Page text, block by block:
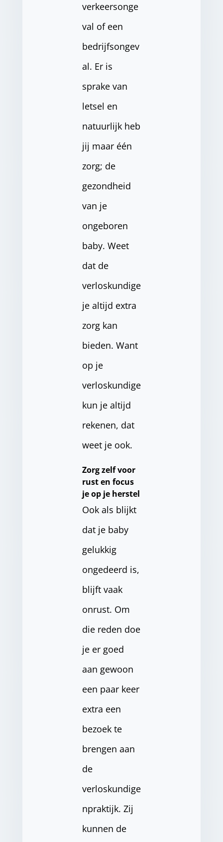
verkeersonge
val of een
bedrijfsongev
al. Er is
sprake van
letsel en
natuurlijk heb
jij maar één
zorg; de
gezondheid
van je
ongeboren
baby. Weet
dat de
verloskundige
je altijd extra
zorg kan
bieden. Want
op je
verloskundige
kun je altijd
rekenen, dat
weet je ook.
Zorg zelf voor
rust en focus
je op je herstel
Ook als blijkt
dat je baby
gelukkig
ongedeerd is,
blijft vaak
onrust. Om
die reden doe
je er goed
aan gewoon
een paar keer
extra een
bezoek te
brengen aan
de
verloskundige
npraktijk. Zij
kunnen de